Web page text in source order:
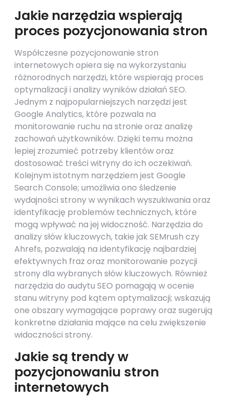
Jakie narzędzia wspierają
proces pozycjonowania stron
Współczesne pozycjonowanie stron
internetowych opiera się na wykorzystaniu
różnorodnych narzędzi, które wspierają proces
optymalizacji i analizy wyników działań SEO.
Jednym z najpopularniejszych narzędzi jest
Google Analytics, które pozwala na
monitorowanie ruchu na stronie oraz analizę
zachowań użytkowników. Dzięki temu można
lepiej zrozumieć potrzeby klientów oraz
dostosować treści witryny do ich oczekiwań.
Kolejnym istotnym narzędziem jest Google
Search Console; umożliwia ono śledzenie
wydajności strony w wynikach wyszukiwania oraz
identyfikację problemów technicznych, które
mogą wpływać na jej widoczność. Narzędzia do
analizy słów kluczowych, takie jak SEMrush czy
Ahrefs, pozwalają na identyfikację najbardziej
efektywnych fraz oraz monitorowanie pozycji
strony dla wybranych słów kluczowych. Również
narzędzia do audytu SEO pomagają w ocenie
stanu witryny pod kątem optymalizacji; wskazują
one obszary wymagające poprawy oraz sugerują
konkretne działania mające na celu zwiększenie
widoczności strony.
Jakie są trendy w
pozycjonowaniu stron
internetowych